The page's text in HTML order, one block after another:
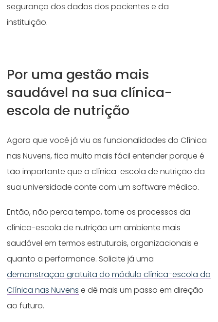
segurança dos dados dos pacientes e da
instituição.
Por uma gestão mais
saudável na sua clínica-
escola de nutrição
Agora que você já viu as funcionalidades do Clínica
nas Nuvens, fica muito mais fácil entender porque é
tão importante que a clínica-escola de nutrição da
sua universidade conte com um software médico.
Então, não perca tempo, torne os processos da
clínica-escola de nutrição um ambiente mais
saudável em termos estruturais, organizacionais e
quanto a performance. Solicite já uma
demonstração gratuita do módulo clínica-escola do
Clínica nas Nuvens e dê mais um passo em direção
ao futuro.